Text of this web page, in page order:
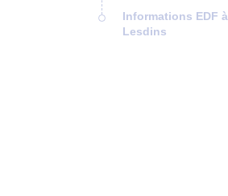
Informations EDF à
Lesdins